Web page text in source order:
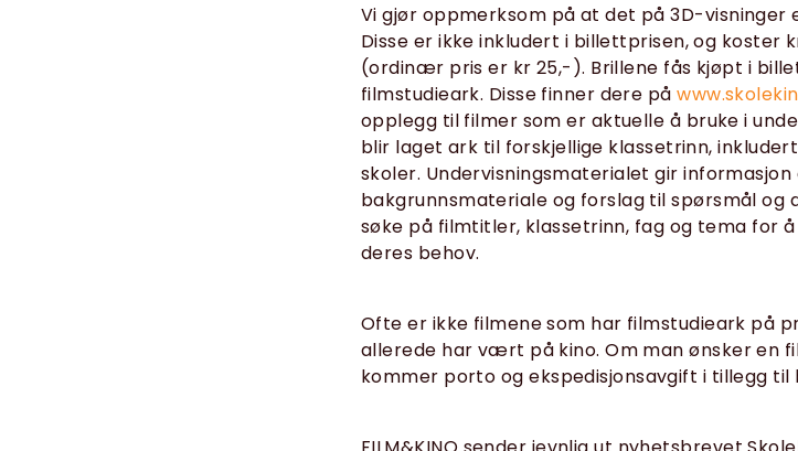
Vi gjør oppmerksom på at det på 3D-visninger
Disse er ikke inkludert i billettprisen, og koster
(ordinær pris er kr 25,-). Brillene fås kjøpt i
filmstudieark. Disse finner dere på
opplegg til filmer som er aktuelle å bruke i
blir laget ark til forskjellige klassetrinn,
skoler. Undervisningsmaterialet gir
bakgrunnsmateriale og forslag til spørsmål og
søke på filmtitler, klassetrinn, fag og tema for
deres behov.
Ofte er ikke filmene som har filmstudieark på
allerede har vært på kino. Om man ønsker en
kommer porto og ekspedisjonsavgift i tillegg